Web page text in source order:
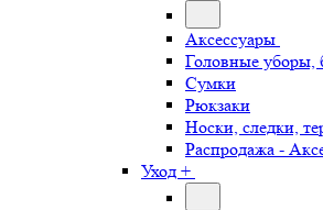
Аксессуары
Головные уборы,
Сумки
Рюкзаки
Носки, следки,
Распродажа -
Уход +